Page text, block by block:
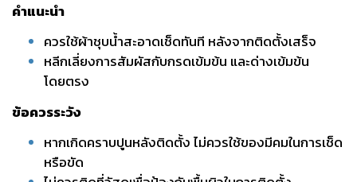
คำแนะนำ
ควรใช้ผ้าชุบน้ำสะอาดเช็ดทันที หลังจากติดตั้งเสร็จ
หลีกเลี่ยงการสัมผัสกับกรดเข้มข้น และด่างเข้มข้น
โดยตรง
ข้อควรระวัง
หากเกิดคราบปูนหลังติดตั้ง ไม่ควรใช้ของมีคมในการเช็ด
หรือขัด